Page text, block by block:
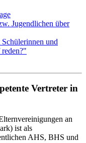
Jugendlichen über
und
Vertreter in
an
ist als
AHS, BHS und